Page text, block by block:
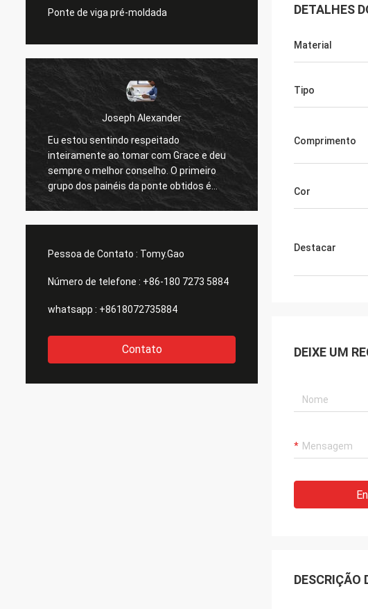
Ponte de viga pré-moldada
Joseph Alexander
Eu estou sentindo respeitado
inteiramente ao tomar com Grace e deu
sempre o melhor conselho. O primeiro
grupo dos painéis da ponte obtidos é
grande demasiado. agradecimentos
Os bons
grande trabalho!
Pessoa de Contato : Tomy.Gao
Número de telefone : +86-180 7273 5884
whatsapp : +8618072735884
Contato
DETALHES
Material
Tipo
Comprimento
Cor
Destacar
DEIXE UM
DESCRIÇÃO